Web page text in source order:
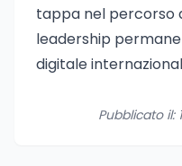
tappa nel percorso
leadership
digitale
Pubblicato il: